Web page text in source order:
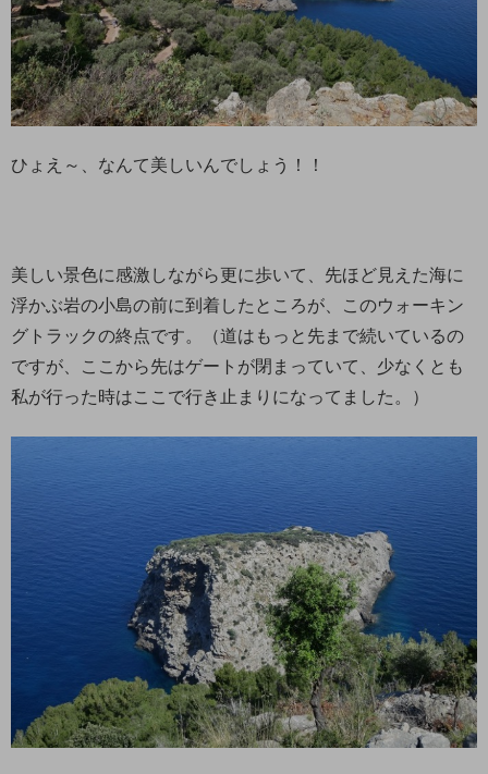
ひょえ～、なんて美しいんでしょう！！
美しい景色に感激しながら更に歩いて、先ほど見えた海に
浮かぶ岩の小島の前に到着したところが、このウォーキン
グトラックの終点です。（道はもっと先まで続いているの
ですが、ここから先はゲートが閉まっていて、少なくとも
私が行った時はここで行き止まりになってました。）